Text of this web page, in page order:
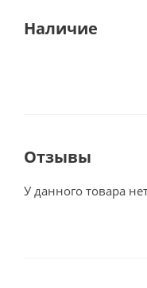
Наличие
Отзывы
У данного товара